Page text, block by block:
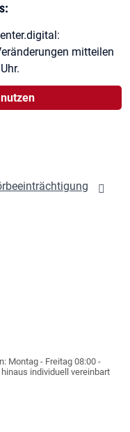
mitteilen
Montag - Freitag 08:00 -
individuell vereinbart